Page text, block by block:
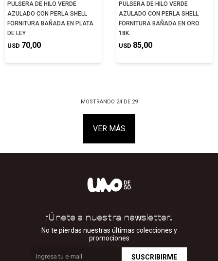
PULSERA DE HILO VERDE
AZULADO CON PERLA SHELL
FORNITURA BAÑADA EN PLATA
DE LEY.
USD 70,00
PULSERA DE HILO VERDE
AZULADO CON PERLA SHELL
FORNITURA BAÑADA EN ORO
18K.
USD 85,00
MOSTRANDO 24DE 29
VER MÁS
¡Únete a nuestra newsletter!
No te pierdas nuestras últimas colecciones y
promociones
SUSCRIBIRME